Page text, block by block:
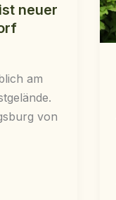
neuer
am
von